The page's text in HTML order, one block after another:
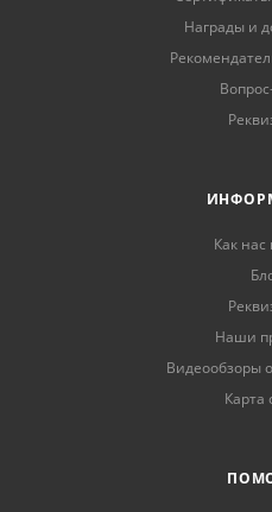
Награды и
Как нас
Наши
Видеообзоры
Карта